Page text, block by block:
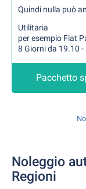
Quindi nulla può
Utilitaria
per esempio Fiat
8 Giorni da 19.10
Pacchetto
Noleggio
Regioni